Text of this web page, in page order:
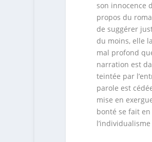
son innocence
propos du
de suggérer
du moins, elle
mal profond
narration est
teintée par
parole est
mise en
bonté se fait